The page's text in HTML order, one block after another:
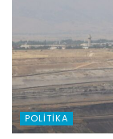
POLITIKA